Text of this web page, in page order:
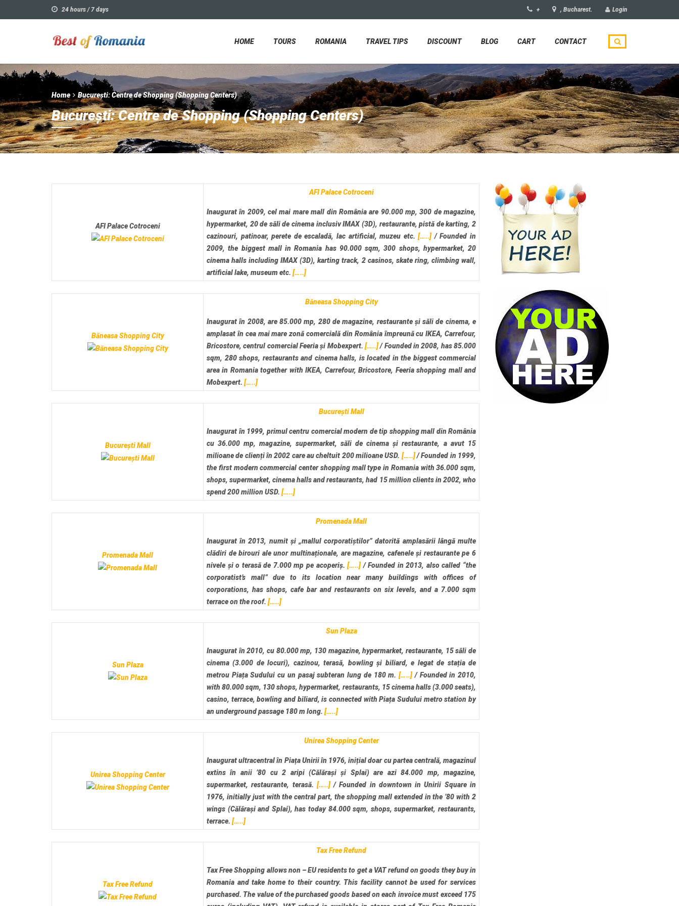
24 hours / 7 days + , Bucharest. Login
HOME TOURS ROMANIA TRAVEL TIPS DISCOUNT BLOG CART CONTACT
Home București: Centre de Shopping (Shopping Centers)
București: Centre de Shopping (Shopping Centers)
AFI Palace Cotroceni
AFI Palace Cotroceni
Inaugurat în 2009, cel mai mare mall din România are 90.000 mp, 300 de magazine,
hypermarket, 20 de săli de cinema inclusiv IMAX (3D), restaurante, pistă de karting, 2
cazinouri, patinoar, perete de escaladă, lac artificial, muzeu etc.[…..] /Founded in
2009, the biggest mall in Romania has 90.000 sqm, 300 shops, hypermarket, 20
cinema halls including IMAX (3D), karting track, 2 casinos, skate ring, climbing wall,
artificial lake, museum etc. […..]
Băneasa Shopping City
Băneasa Shopping City
Inaugurat în 2008, are 85.000 mp, 280 de magazine, restaurante și săli de cinema, e
amplasat în cea mai mare zonă comercială din România împreună cu IKEA, Carrefour,
Bricostore, centrul comercial Feeria și Mobexpert. […..]/Founded in 2008, has 85.000
sqm, 280 shops, restaurants and cinema halls, is located in the biggest commercial
area in Romania together with IKEA, Carrefour, Bricostore, Feeria shopping mall and
Mobexpert. […..]
București Mall
București Mall
Inaugurat în 1999, primul centru comercial modern de tip shopping mall din România
cu 36.000 mp, magazine, supermarket, săli de cinema și restaurante, a avut 15
milioane de clienți în 2002 care au cheltuit 200 milioane USD. […..]/Founded in 1999,
the first modern commercial center shopping mall type in Romania with 36.000 sqm,
shops, supermarket, cinema halls and restaurants, had 15 million clients in 2002, who
spend 200 million USD. […..]
Promenada Mall
Promenada Mall
Inaugurat în 2013, numit și „mallul corporatiștilor” datorită amplasării lângă multe
clădiri de birouri ale unor multinaționale, are magazine, cafenele și restaurante pe 6
nivele și o terasă de 7.000 mp pe acoperiș.[…..] /Founded in 2013, also called “the
corporatist’s mall” due to its location near many buildings with offices of
corporations, has shops, cafe bar and restaurants on six levels, and a 7.000 sqm
terrace on the roof. […..]
Sun Plaza
Sun Plaza
Inaugurat în 2010, cu 80.000 mp, 130 magazine, hypermarket, restaurante, 15 săli de
cinema (3.000 de locuri), cazinou, terasă, bowling și biliard, e legat de stația de
metrou Piața Sudului cu un pasaj subteran lung de 180 m.[…..] / Founded in 2010,
with 80.000 sqm, 130 shops, hypermarket, restaurants, 15 cinema halls (3.000 seats),
casino, terrace, bowling and biliard, is connected with Piața Sudului metro station by
an underground passage 180 m long. […..]
Unirea Shopping Center
Unirea Shopping Center
Inaugurat ultracentral în Piața Unirii în 1976, inițial doar cu partea centrală, magazinul
extins în anii ’80 cu 2 aripi (Călărași și Splai) are azi 84.000 mp, magazine,
supermarket, restaurante, terasă. […..]/Founded in downtown in Unirii Square in
1976, initially just with the central part, the shopping mall extended in the ’80 with 2
wings (Călărași and Splai), has today 84.000 sqm, shops, supermarket, restaurants,
terrace. […..]
Tax Free Refund
Tax Free Refund
Tax Free Shopping allows non – EU residents to get a VAT refund on goods they buy in
Romania and take home to their country. This facility cannot be used for services
purchased. The value of the purchased goods based on each invoice must exceed 175